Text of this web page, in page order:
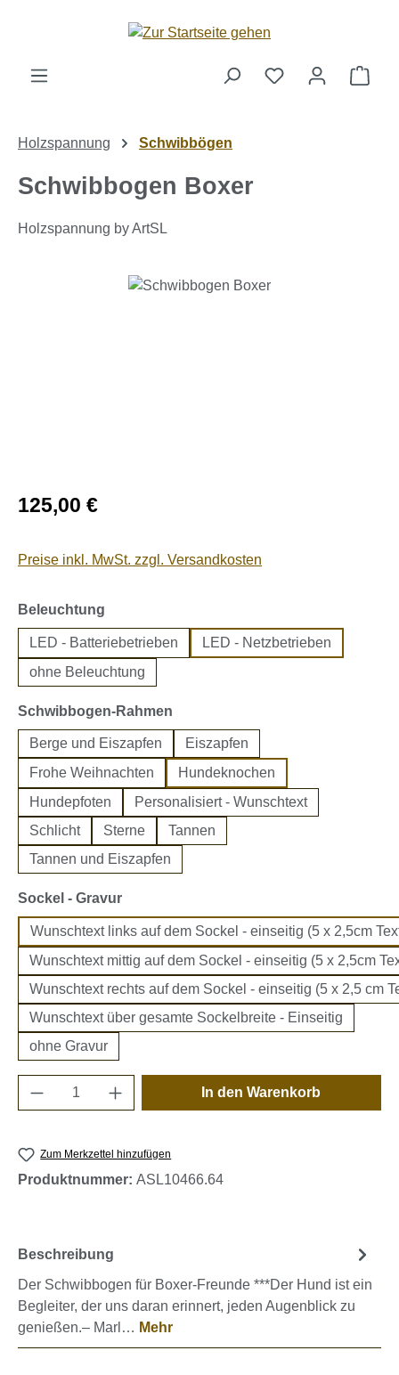
Zum Hauptinhalt springen
Holzspannung Schwibbögen
Schwibbogen Boxer
Holzspannung by ArtSL
Bildergalerie überspringen
Regulärer Preis:
125,00 €
Preise inkl. MwSt. zzgl. Versandkosten
Beleuchtung
LED - Batteriebetrieben
LED - Netzbetrieben
ohne Beleuchtung
Schwibbogen-Rahmen
Berge und Eiszapfen
Eiszapfen
Frohe Weihnachten
Hundeknochen
Hundepfoten
Personalisiert - Wunschtext
Schlicht
Sterne
Tannen
Tannen und Eiszapfen
Sockel - Gravurauswählen
Wunschtext links auf dem Sockel - einseitig (5 x 2,5cm
Wunschtext mittig auf dem Sockel - einseitig (5 x 2,5cm
Wunschtext rechts auf dem Sockel - einseitig (5 x 2,5 cm
Wunschtext über gesamte Sockelbreite - Einseitig
ohne Gravur
Produkt Anzahl: Gib den gewünschten
In den Warenkorb
Zum Merkzettel hinzufügen
Produktnummer: ASL10466.64
Beschreibung
Der Schwibbogen für Boxer-Freunde ***Der Hund ist ein
Begleiter, der uns daran erinnert, jeden Augenblick zu
genießen.– Marl… Mehr